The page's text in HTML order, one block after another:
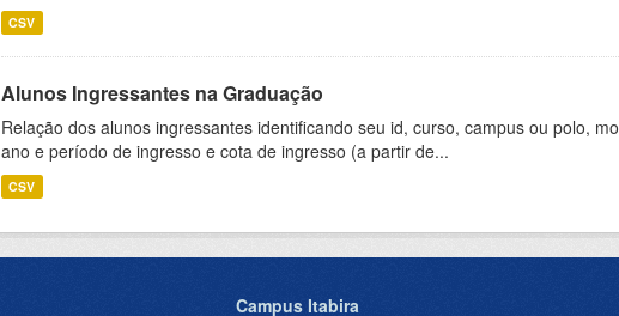
CSV
Alunos Ingressantes na Graduação
Relação dos alunos ingressantes identificando seu id, curso, campus ou polo,
ano e período de ingresso e cota de ingresso (a partir de...
CSV
Campus Itabira